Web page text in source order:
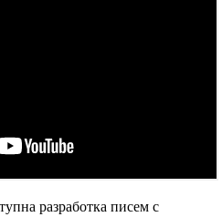
разработка писем с